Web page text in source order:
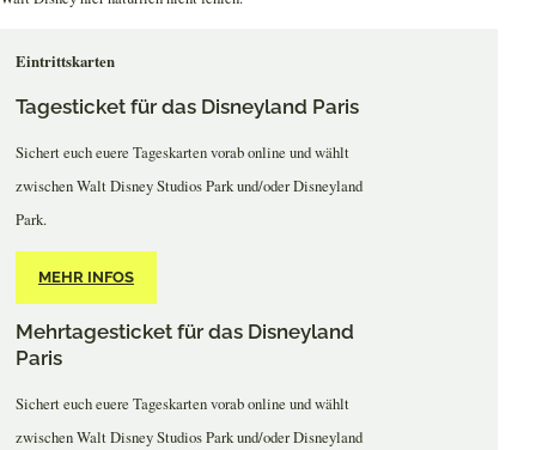
Eintrittskarten
Tagesticket für das Disneyland Paris
Sichert euch euere Tageskarten vorab online und wählt
zwischen Walt Disney Studios Park und/oder Disneyland
Park.
MEHR INFOS
Mehrtagesticket für das Disneyland
Paris
Sichert euch euere Tageskarten vorab online und wählt
zwischen Walt Disney Studios Park und/oder Disneyland